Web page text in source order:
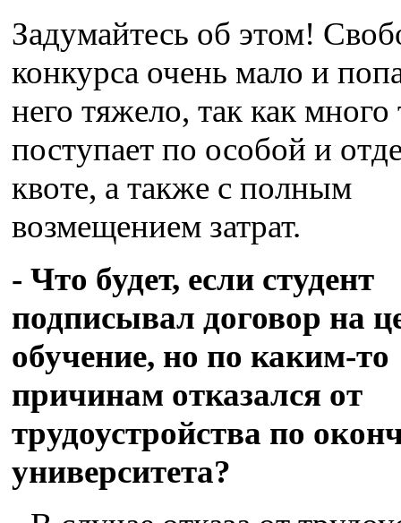
Задумайтесь об этом!
конкурса очень мало и
него тяжело, так как много
поступает по особой и
квоте, а также с полным
возмещением затрат.
- Что будет, если студент
подписывал договор на
обучение, но по каким-то
причинам отказался от
трудоустройства по
университета?